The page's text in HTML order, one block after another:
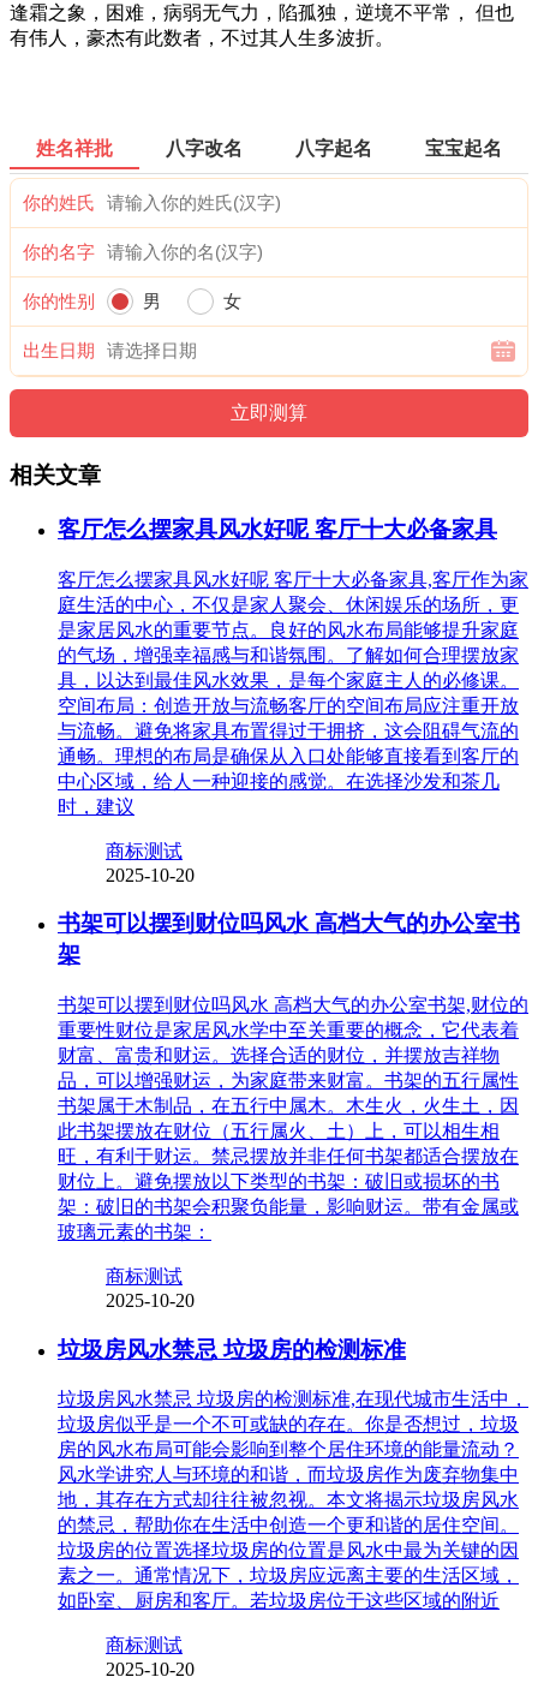
逢霜之象，困难，病弱无气力，陷孤独，逆境不平常， 但也
有伟人，豪杰有此数者，不过其人生多波折。
姓名祥批 八字改名 八字起名 宝宝起名
你的姓氏
你的名字
你的性别 男 女
出生日期
相关文章
客厅怎么摆家具风水好呢 客厅十大必备家具
客厅怎么摆家具风水好呢 客厅十大必备家具,客厅作为家
庭生活的中心，不仅是家人聚会、休闲娱乐的场所，更
是家居风水的重要节点。良好的风水布局能够提升家庭
的气场，增强幸福感与和谐氛围。了解如何合理摆放家
具，以达到最佳风水效果，是每个家庭主人的必修课。
空间布局：创造开放与流畅客厅的空间布局应注重开放
与流畅。避免将家具布置得过于拥挤，这会阻碍气流的
通畅。理想的布局是确保从入口处能够直接看到客厅的
中心区域，给人一种迎接的感觉。在选择沙发和茶几
时，建议
商标测试
2025-10-20
书架可以摆到财位吗风水 高档大气的办公室书
架
书架可以摆到财位吗风水 高档大气的办公室书架,财位的
重要性财位是家居风水学中至关重要的概念，它代表着
财富、富贵和财运。选择合适的财位，并摆放吉祥物
品，可以增强财运，为家庭带来财富。书架的五行属性
书架属于木制品，在五行中属木。木生火，火生土，因
此书架摆放在财位（五行属火、土）上，可以相生相
旺，有利于财运。禁忌摆放并非任何书架都适合摆放在
财位上。避免摆放以下类型的书架：破旧或损坏的书
架：破旧的书架会积聚负能量，影响财运。带有金属或
玻璃元素的书架：
商标测试
2025-10-20
垃圾房风水禁忌 垃圾房的检测标准
垃圾房风水禁忌 垃圾房的检测标准,在现代城市生活中，
垃圾房似乎是一个不可或缺的存在。你是否想过，垃圾
房的风水布局可能会影响到整个居住环境的能量流动？
风水学讲究人与环境的和谐，而垃圾房作为废弃物集中
地，其存在方式却往往被忽视。本文将揭示垃圾房风水
的禁忌，帮助你在生活中创造一个更和谐的居住空间。
垃圾房的位置选择垃圾房的位置是风水中最为关键的因
素之一。通常情况下，垃圾房应远离主要的生活区域，
如卧室、厨房和客厅。若垃圾房位于这些区域的附近
商标测试
2025-10-20